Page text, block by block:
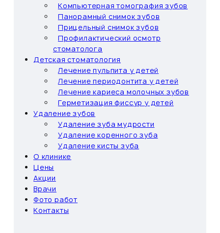
Компьютерная томография зубов
Панорамный снимок зубов
Прицельный снимок зубов
Профилактический осмотр
стоматолога
Детская стоматология
Лечение пульпита у детей
Лечение периодонтита у детей
Лечение кариеса молочных зубов
Герметизация фиссур у детей
Удаление зубов
Удаление зуба мудрости
Удаление коренного зуба
Удаление кисты зуба
О клинике
Цены
Акции
Врачи
Фото работ
Контакты